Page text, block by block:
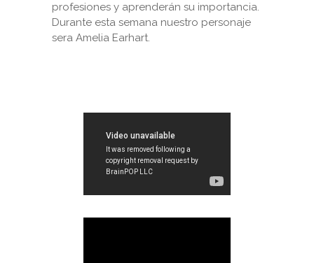
profesiones y aprenderán su importancia.
Durante esta semana nuestro personaje
sera Amelia Earhart.